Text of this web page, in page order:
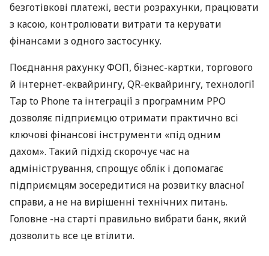
безготівкові платежі, вести розрахунки, працювати
з касою, контролювати витрати та керувати
фінансами з одного застосунку.
Поєднання рахунку ФОП, бізнес-картки, торгового
й інтернет-еквайрингу, QR-еквайрингу, технології
Tap to Phone та інтеграції з програмним РРО
дозволяє підприємцю отримати практично всі
ключові фінансові інструменти «під одним
дахом». Такий підхід скорочує час на
адміністрування, спрощує облік і допомагає
підприємцям зосередитися на розвитку власної
справи, а не на вирішенні технічних питань.
Головне -на старті правильно вибрати банк, який
дозволить все це втілити.